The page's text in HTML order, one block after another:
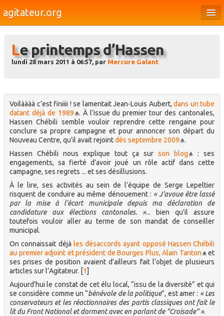
agitateur.org
Bourges & le Cher
Médias
Dossiers
Le printemps d’Hassen
lundi 28 mars 2011 à 06:57, par Mercure Galant
Voilàààà c’est finiiii ! se lamentait Jean-Louis Aubert, dans un tube
datant déjà de 1989
. À l’issue du premier tour des cantonales,
Hassen Chébili semble vouloir reprendre cette rengaine pour
conclure sa propre campagne et pour annoncer son départ du
Nouveau Centre, qu’il avait rejointdès septembre 2009
.
Hassen Chébili nous explique tout ça sur son blog
: ses
engagements, sa fierté d’avoir joué un rôle actif dans cette
campagne, ses regrets ... et ses désillusions.
À le lire, ses activités au sein de l’équipe de Serge Lepeltier
risquent de conduire au même dénouement : « J’avoue être lassé
par la mise à l’écart municipale depuis ma déclaration de
candidature aux élections cantonales. »... bien qu’il assure
toutefois vouloir aller au terme de son mandat de conseiller
municipal.
On connaissait déjà les désaccords ayant opposé Hassen Chébili
au premier adjoint et président de Bourges Plus, Alain Tanton
et
ses prises de position avaient d’ailleurs fait l’objet de plusieurs
articles sur l’Agitateur. [1]
Aujourd’hui le constat de cet élu local, “issu de la diversité” et qui
se considère comme un “bénévole de la politique”, est amer : « Les
conservateurs et les réactionnaires des partis classiques ont fait le
lit du Front National et dorment avec en parlant de "Croisade" ».